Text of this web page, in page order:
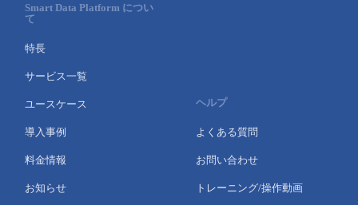
Smart Data Platform につい
て
特長
サービス一覧
ユースケース
導入事例
料金情報
お知らせ
ヘルプ
よくある質問
お問い合わせ
トレーニング/操作動画